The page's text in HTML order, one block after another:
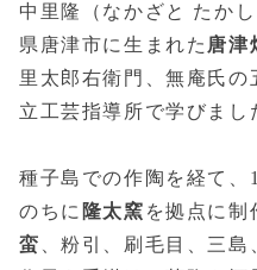
中里隆（なかざと たか
県唐津市に生まれた 唐津
里太郎右衛門、無庵氏
立工芸指導所で学びまし
種子島での作陶を経て、
のちに 隆太窯 を拠点に制
蛮 、粉引、刷毛目、三